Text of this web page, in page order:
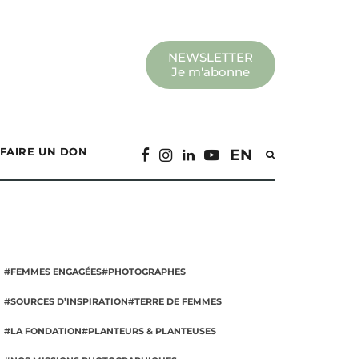
NEWSLETTER
Je m'abonne
FAIRE UN DON EN
#FEMMES ENGAGÉES#PHOTOGRAPHES
#SOURCES D’INSPIRATION#TERRE DE FEMMES
#LA FONDATION#PLANTEURS & PLANTEUSES